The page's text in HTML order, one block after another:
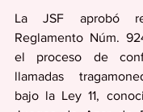
La JSF aprobó
Reglamento Núm.
el proceso de
llamadas
bajo la Ley 11,